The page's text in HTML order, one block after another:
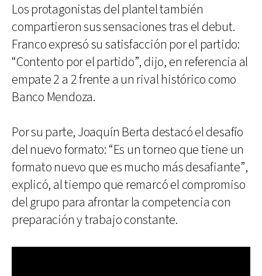
Los protagonistas del plantel también
compartieron sus sensaciones tras el debut.
Franco expresó su satisfacción por el partido:
“Contento por el partido”, dijo, en referencia al
empate 2 a 2 frente a un rival histórico como
Banco Mendoza.
Por su parte, Joaquín Berta destacó el desafío
del nuevo formato: “Es un torneo que tiene un
formato nuevo que es mucho más desafiante”,
explicó, al tiempo que remarcó el compromiso
del grupo para afrontar la competencia con
preparación y trabajo constante.